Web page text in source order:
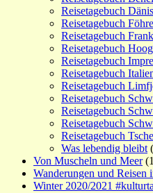
Reisetagebuch
Reisetagebuch
Reisetagebuch
Reisetagebuch
Reisetagebuch
Reisetagebuch
Reisetagebuch
Reisetagebuch
Reisetagebuch
Reisetagebuch
Reisetagebuch
Was lebendig bleibt
Von Muscheln und Meer
Wanderungen und Reisen
Winter 2020/2021